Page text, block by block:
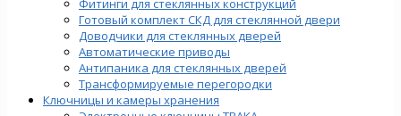
Готовый комплект СКД для стеклянной двери
Доводчики для стеклянных дверей
Автоматические приводы
Антипаника для стеклянных дверей
Трансформируемые перегородки
Ключницы и камеры хранения